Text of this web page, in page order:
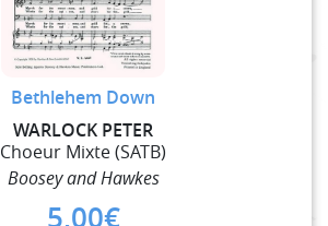
Bethlehem Down
WARLOCK PETER
Choeur Mixte (SATB)
Boosey and Hawkes
5,00€